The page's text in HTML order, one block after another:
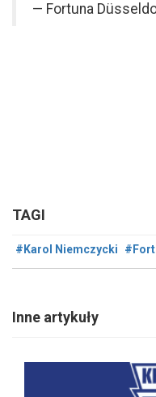
— Fortuna
TAGI
#Karol Niemczycki
Inne artykuły